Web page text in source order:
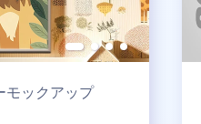
モックアップ